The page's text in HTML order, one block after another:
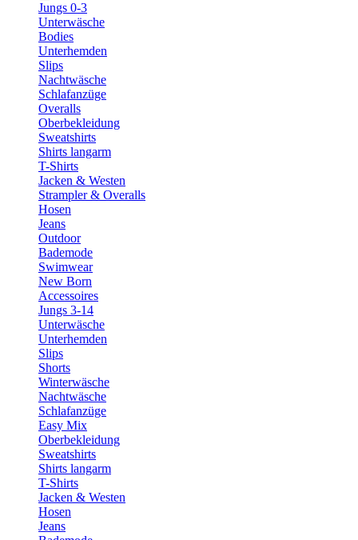
Jungs 0-3
Unterwäsche
Bodies
Unterhemden
Slips
Nachtwäsche
Schlafanzüge
Overalls
Oberbekleidung
Sweatshirts
Shirts langarm
T-Shirts
Jacken & Westen
Strampler & Overalls
Hosen
Jeans
Outdoor
Bademode
Swimwear
New Born
Accessoires
Jungs 3-14
Unterwäsche
Unterhemden
Slips
Shorts
Winterwäsche
Nachtwäsche
Schlafanzüge
Easy Mix
Oberbekleidung
Sweatshirts
Shirts langarm
T-Shirts
Jacken & Westen
Hosen
Jeans